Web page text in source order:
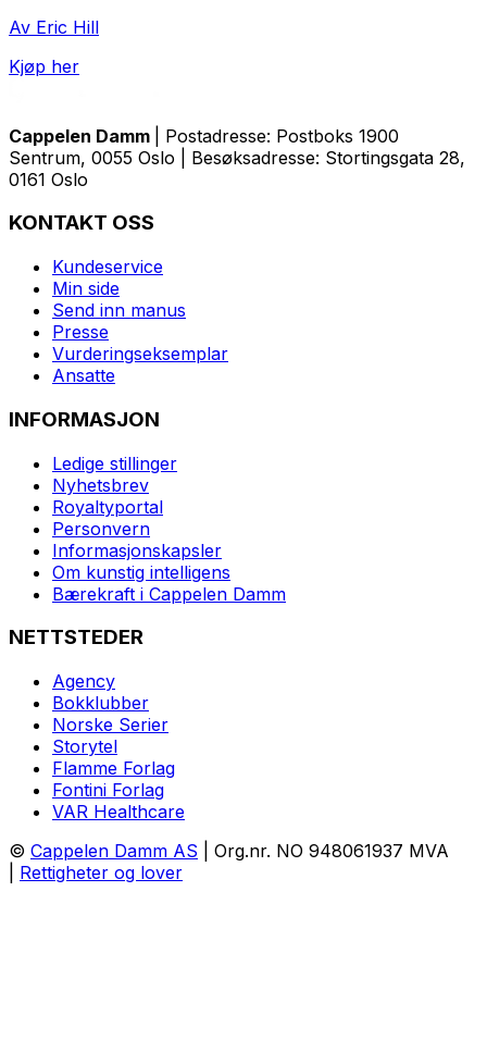
Av Eric Hill
Kjøp her
Cappelen Damm
| Postadresse: Postboks 1900
Sentrum, 0055 Oslo | Besøksadresse: Stortingsgata 28,
0161 Oslo
KONTAKT OSS
Kundeservice
Min side
Send inn manus
Presse
Vurderingseksemplar
Ansatte
INFORMASJON
Ledige stillinger
Nyhetsbrev
Royaltyportal
Personvern
Informasjonskapsler
Om kunstig intelligens
Bærekraft i Cappelen Damm
NETTSTEDER
Agency
Bokklubber
Norske Serier
Storytel
Flamme Forlag
Fontini Forlag
VAR Healthcare
© Cappelen Damm AS | Org.nr. NO 948061937 MVA
Rettigheter og lover